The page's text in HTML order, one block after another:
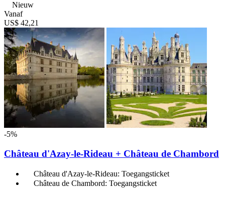
Nieuw
Vanaf
US$ 42,21
-5%
Château d'Azay-le-Rideau + Château de Chambord
Château d'Azay-le-Rideau: Toegangsticket
Château de Chambord: Toegangsticket